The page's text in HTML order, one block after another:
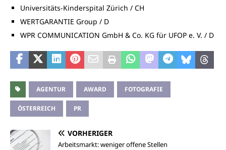
Universitäts-Kinderspital Zürich / CH
WERTGARANTIE Group / D
WPR COMMUNICATION GmbH & Co. KG für UFOP e. V. / D
AGENTUR AWARD FOTOGRAFIE
ÖSTERREICH PR
VORHERIGER
Arbeitsmarkt: weniger offene Stellen